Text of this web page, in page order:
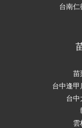
台南
苗
台中逢
台
雲